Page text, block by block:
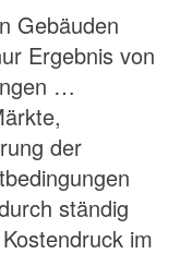
Gebäuden
Ergebnis von
…
der
ständig
im